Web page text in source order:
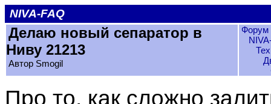
NIVA-FAQ
Делаю новый сепаратор в
Ниву 21213
Автор Smogil
Форум
Про то, как сложно